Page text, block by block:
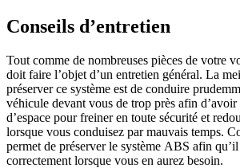
Conseils d’entretien
Tout comme de nombreuses pièces de votre
doit faire l’objet d’un entretien général. La
préserver ce système est de conduire
véhicule devant vous de trop près afin
d’espace pour freiner en toute sécurité et
lorsque vous conduisez par mauvais temps.
permet de préserver le système ABS afin
correctement lorsque vous en aurez besoin.